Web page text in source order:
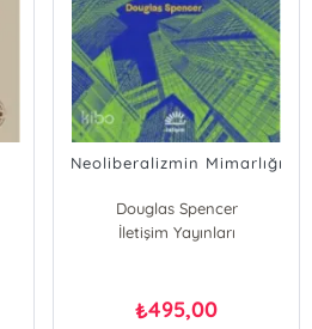
Neoliberalizmin Mimarlığı
Douglas Spencer
İletişim Yayınları
₺495,00